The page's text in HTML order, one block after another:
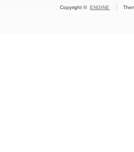
Copyright ©ENGINE